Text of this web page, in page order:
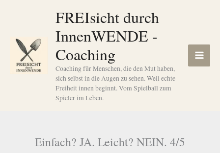
FREIsicht durch
InnenWENDE -
Coaching
Coaching für Menschen, die den Mut haben,
sich selbst in die Augen zu sehen. Weil echte
Freiheit innen beginnt. Vom Spielball zum
Spieler im Leben.
Einfach? JA. Leicht? NEIN. 4/5